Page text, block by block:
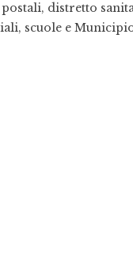
distretto
scuole e